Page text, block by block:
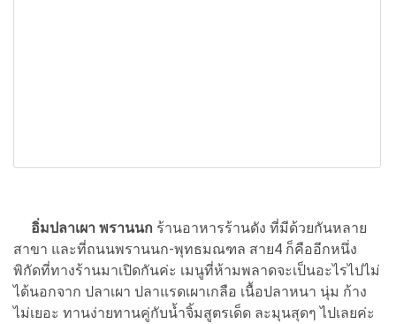
อิ่มปลาเผา พรานนก ร้านอาหารร้านดัง ที่มีด้วยกันหลาย
สาขา และที่ถนนพรานนก-พุทธมณฑล สาย4 ก็คืออีกหนึ่ง
พิกัดที่ทางร้านมาเปิดกันค่ะ เมนูที่ห้ามพลาดจะเป็นอะไรไปไม่
ได้นอกจาก ปลาเผา ปลาแรดเผาเกลือ เนื้อปลาหนา นุ่ม ก้าง
ไม่เยอะ ทานง่ายทานคู่กับน้ำจิ้มสูตรเด็ด ละมุนสุดๆ ไปเลยค่ะ